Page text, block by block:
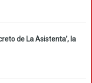
de La Asistenta’, la